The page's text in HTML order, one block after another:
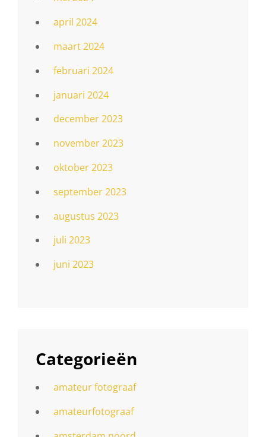
april 2024
maart 2024
februari 2024
januari 2024
december 2023
november 2023
oktober 2023
september 2023
augustus 2023
juli 2023
juni 2023
Categorieën
amateur fotograaf
amateurfotograaf